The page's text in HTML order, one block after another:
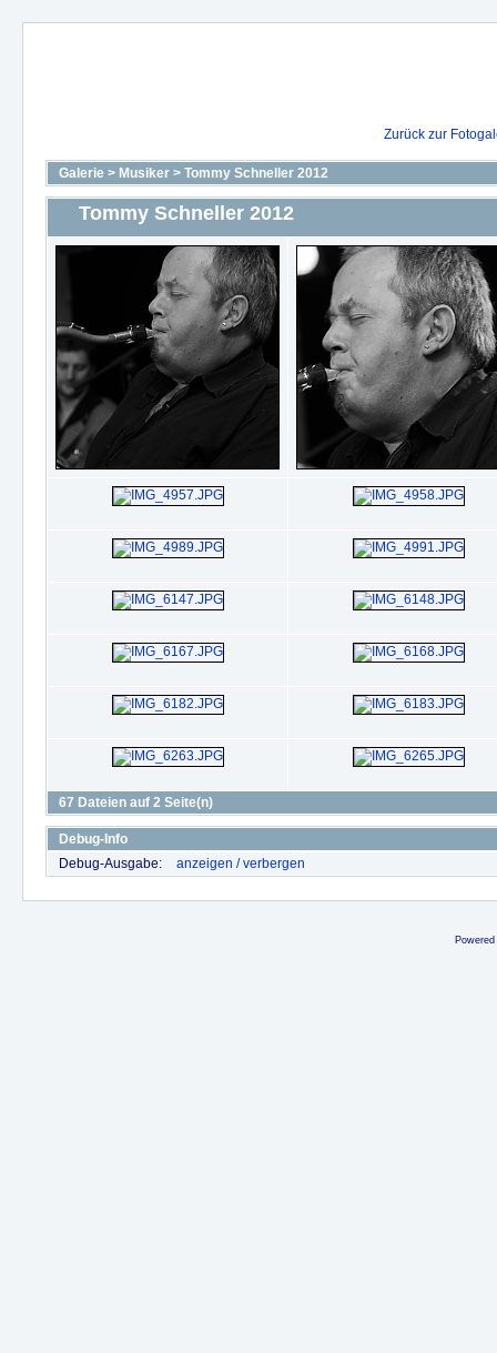
Zurück zur
Galerie > Musiker > Tommy Schneller 2012
Tommy Schneller 2012
67 Dateien auf 2 Seite(n)
Debug-Info
Debug-Ausgabe:
anzeigen / verbergen